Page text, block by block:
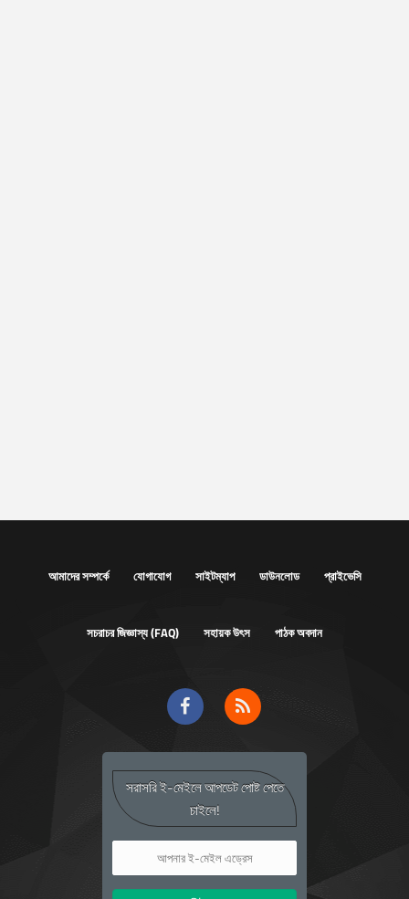
আমাদের সম্পর্কে যোগাযোগ সাইটম্যাপ ডাউনলোড প্রাইভেসি
সচরাচর জিজ্ঞাস্য (FAQ) সহায়ক উৎস পাঠক অবদান
সরাসরি ই-মেইলে আপডেট পোষ্ট পেতে
চাইলে!